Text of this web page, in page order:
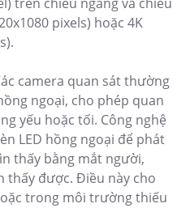
pixels) hoặc 4K
camera quan sát thường
ngoại, cho phép quan
yếu hoặc tối. Công nghệ
LED hồng ngoại để phát
thấy bằng mắt người,
thấy được. Điều này cho
trong môi trường thiếu